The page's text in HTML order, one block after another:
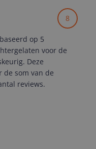
8
op 5
voor de
Deze
de som van de
reviews.